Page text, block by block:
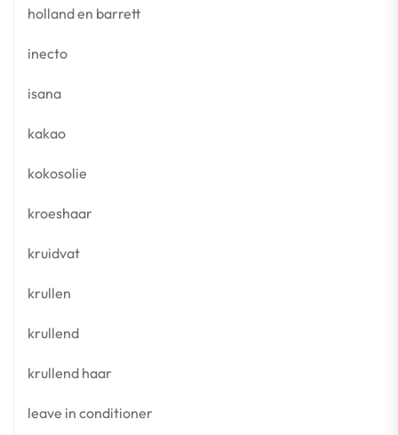
holland en barrett
inecto
isana
kakao
kokosolie
kroeshaar
kruidvat
krullen
krullend
krullend haar
leave in conditioner